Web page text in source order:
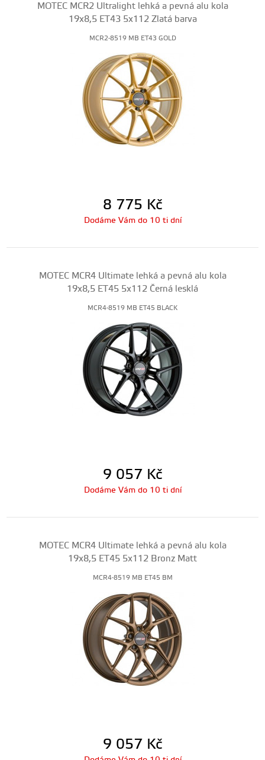
MOTEC MCR2 Ultralight lehká a pevná alu kola
19x8,5 ET43 5x112 Zlatá barva
MCR2-8519 MB ET43 GOLD
8 775 Kč
Dodáme Vám do 10 ti dní
MOTEC MCR4 Ultimate lehká a pevná alu kola
19x8,5 ET45 5x112 Černá lesklá
MCR4-8519 MB ET45 BLACK
9 057 Kč
Dodáme Vám do 10 ti dní
MOTEC MCR4 Ultimate lehká a pevná alu kola
19x8,5 ET45 5x112 Bronz Matt
MCR4-8519 MB ET45 BM
9 057 Kč